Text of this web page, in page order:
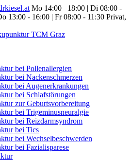
Mo 14:00 –18:00 | Di 08:00 -
13:00 - 16:00 | Fr 08:00 - 11:30 Privat,
bei Pollenallergien
bei Nackenschmerzen
bei Augenerkrankungen
bei Schlafstörungen
zur Geburtsvorbereitung
bei Trigeminusneuralgie
bei Reizdarmsyndrom
bei Tics
bei Wechselbeschwerden
bei Fazialisparese